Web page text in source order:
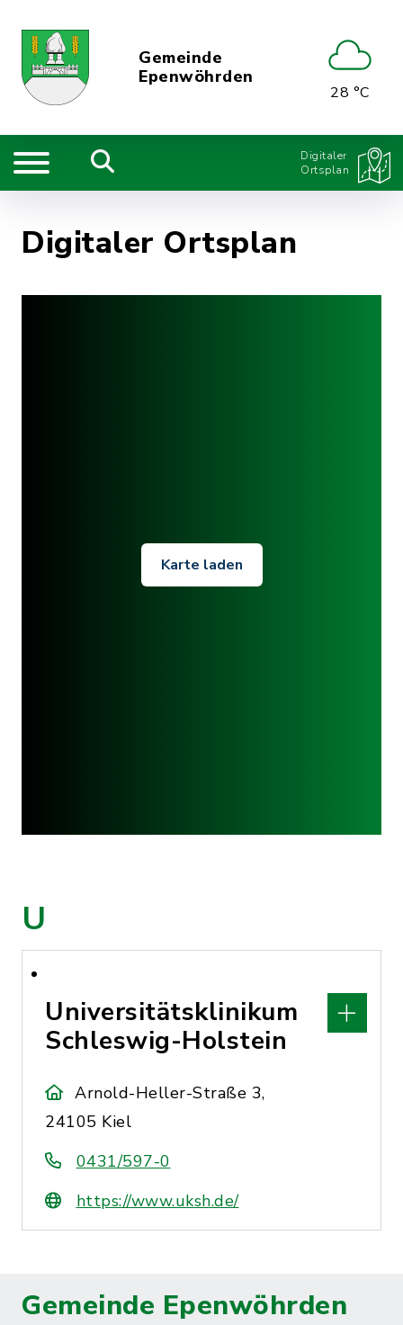
Gemeinde
Epenwöhrden
28 °C
Digitaler
Ortsplan
Digitaler Ortsplan
Karte laden
U
Universitätsklinikum
Schleswig-Holstein
Arnold-Heller-Straße 3,
24105 Kiel
0431/597-0
https://www.uksh.de/
Gemeinde Epenwöhrden